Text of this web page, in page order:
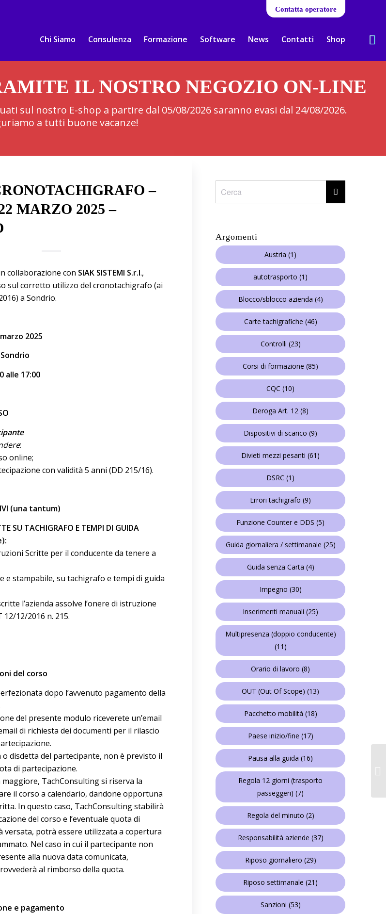
Contatta operatore
Chi Siamo Consulenza Formazione Software News Contatti Shop
IL NOSTRO NEGOZIO ON-LINE
sul nostro E-shop a partire dal 05/08/2026 saranno evasi dal 24/08/2026.
a tutti buone vacanze!
–
MARZO 2025 –
collaborazione con SIAK SISTEMI S.r.l.,
sul corretto utilizzo del cronotachigrafo (ai
a Sondrio.
2025
Sondrio
alle 17:00
:
online;
con validità 5 anni (DD 215/16).
(una tantum)
SU TACHIGRAFO E TEMPI DI GUIDA
Scritte per il conducente da tenere a
e stampabile, su tachigrafo e tempi di guida
l’azienda assolve l’onere di istruzione
12/2016 n. 215.
del corso
dopo l’avvenuto pagamento della
del presente modulo riceverete un’email
di richiesta dei documenti per il rilascio
o disdetta del partecipante, non è previsto il
di partecipazione.
maggiore, TachConsulting si riserva la
il corso a calendario, dandone opportuna
In questo caso, TachConsulting stabilirà
del corso e l’eventuale quota di
versata, potrà essere utilizzata a copertura
Nel caso in cui il partecipante non
alla nuova data comunicata,
al rimborso della quota.
e pagamento
Argomenti
Austria (1)
autotrasporto (1)
Blocco/sblocco azienda (4)
Carte tachigrafiche (46)
Controlli (23)
Corsi di formazione (85)
CQC (10)
Deroga Art. 12 (8)
Dispositivi di scarico (9)
Divieti mezzi pesanti (61)
DSRC (1)
Errori tachigrafo (9)
Funzione Counter e DDS (5)
Guida giornaliera / settimanale (25)
Guida senza Carta (4)
Impegno (30)
Inserimenti manuali (25)
Multipresenza (doppio conducente)
(11)
Orario di lavoro (8)
OUT (Out Of Scope) (13)
Pacchetto mobilità (18)
Paese inizio/fine (17)
Pausa alla guida (16)
Regola 12 giorni (trasporto
passeggeri) (7)
Regola del minuto (2)
Responsabilità aziende (37)
Riposo giornaliero (29)
Riposo settimanale (21)
Sanzioni (53)